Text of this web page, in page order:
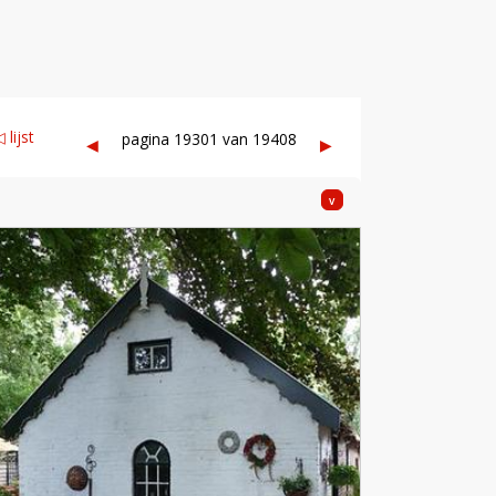
lijst ◀︎ pagina 19301 van 19408 ▶︎
v